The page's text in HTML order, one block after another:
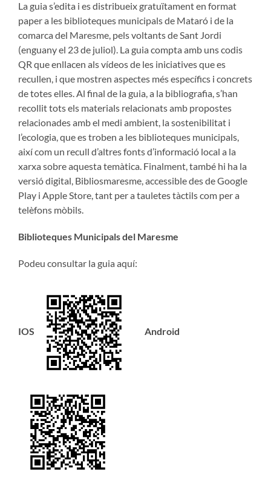
La guia s’edita i es distribueix gratuïtament en format
paper a les biblioteques municipals de Mataró i de la
comarca del Maresme, pels voltants de Sant Jordi
(enguany el 23 de juliol). La guia compta amb uns codis
QR que enllacen als vídeos de les iniciatives que es
recullen, i que mostren aspectes més específics i concrets
de totes elles. Al final de la guia, a la bibliografia, s’han
recollit tots els materials relacionats amb propostes
relacionades amb el medi ambient, la sostenibilitat i
l’ecologia, que es troben a les biblioteques municipals,
així com un recull d’altres fonts d’informació local a la
xarxa sobre aquesta temàtica. Finalment, també hi ha la
versió digital, Bibliosmaresme, accessible des de Google
Play i Apple Store, tant per a tauletes tàctils com per a
telèfons mòbils.
Biblioteques Municipals del Maresme
Podeu consultar la guia aquí:
IOS Android